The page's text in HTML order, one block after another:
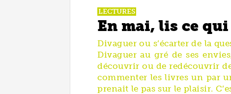
LECTURES
En mai, lis ce
Divaguer ou s’écarter de la
Divaguer au gré de ses
découvrir ou de redécouvrir
commenter les livres un par
prenait le pas sur le plaisir.